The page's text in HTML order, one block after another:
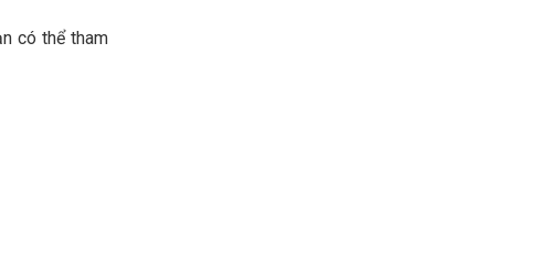
có thể tham